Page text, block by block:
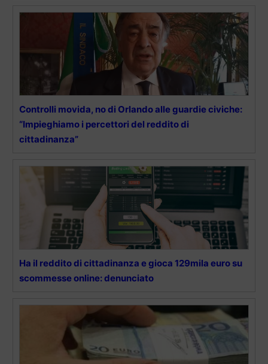
Controlli movida, no di Orlando alle guardie civiche:
“Impieghiamo i percettori del reddito di
cittadinanza”
Ha il reddito di cittadinanza e gioca 129mila euro su
scommesse online: denunciato